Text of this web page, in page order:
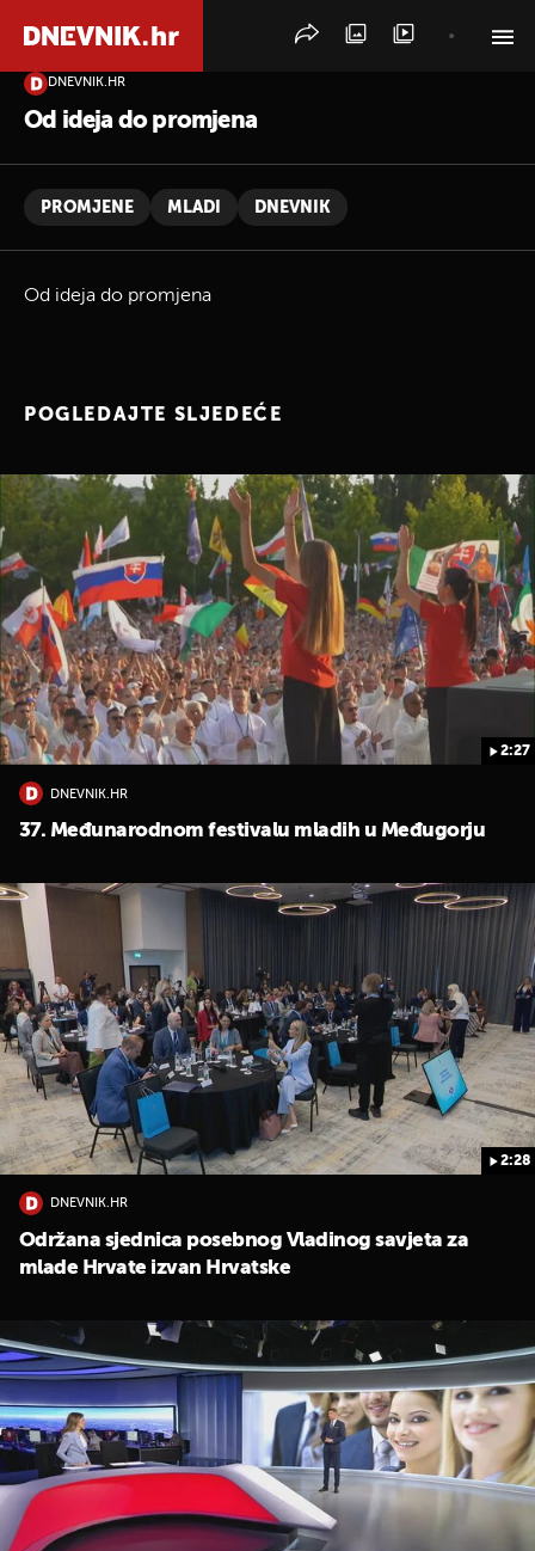
DNEVNIK.HR
Od ideja do promjena
PROMJENE MLADI DNEVNIK
Od ideja do promjena
POGLEDAJTE SLJEDEĆE
2:27
DNEVNIK.HR
37. Međunarodnom festivalu mladih u Međugorju
2:28
DNEVNIK.HR
Održana sjednica posebnog Vladinog savjeta za
mlade Hrvate izvan Hrvatske
PRETRAŽITE VIJESTI